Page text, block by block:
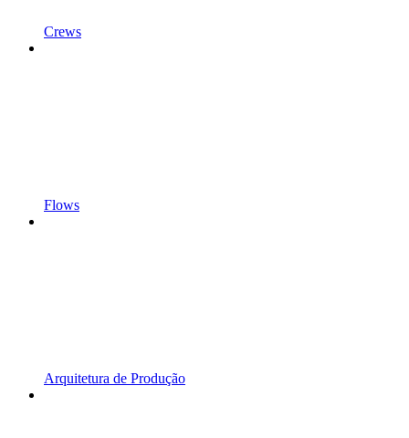
Crews
Flows
Arquitetura de Produção